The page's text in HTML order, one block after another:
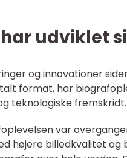
udviklet
og innovationer
format, har
teknologiske fremskridt.
var
højere billedkvalitet og